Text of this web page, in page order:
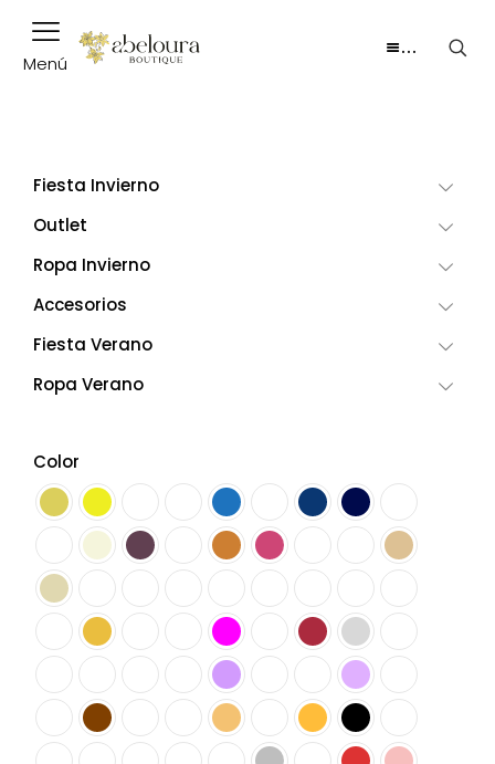
Menú
…
Fiesta Invierno
Outlet
Ropa Invierno
Accesorios
Fiesta Verano
Ropa Verano
Color